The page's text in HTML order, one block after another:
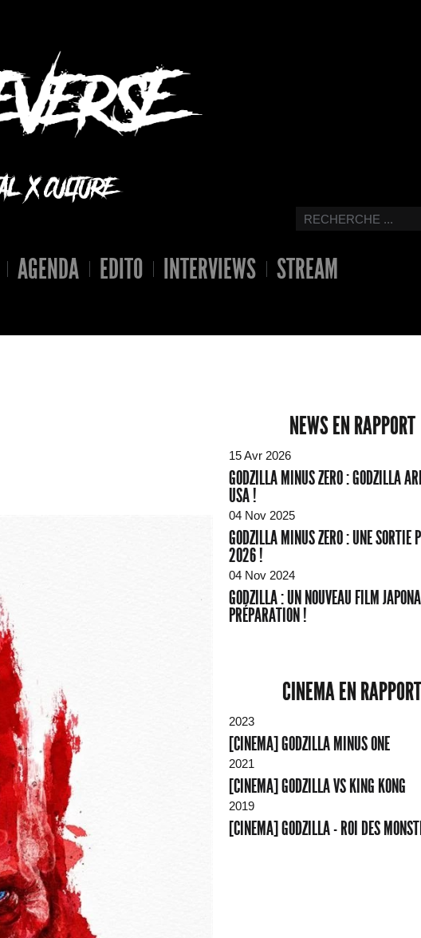
AGENDA EDITO INTERVIEWS
STREAM
NEWS EN RAPPORT
15 Avr 2026
GODZILLA MINUS ZERO : GODZILLA
USA !
04 Nov 2025
GODZILLA MINUS ZERO : UNE SORTIE
2026 !
04 Nov 2024
GODZILLA : UN NOUVEAU FILM
PRÉPARATION !
CINEMA EN RAPPORT
2023
[CINEMA] GODZILLA MINUS ONE
2021
[CINEMA] GODZILLA VS KING KONG
2019
[CINEMA] GODZILLA - ROI DES